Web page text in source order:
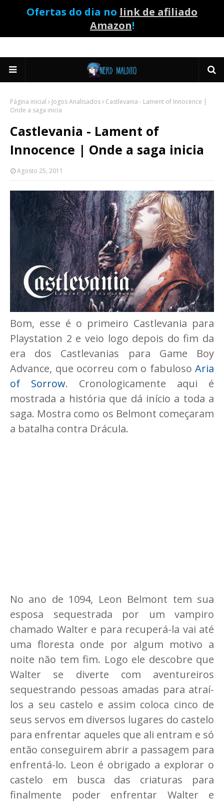
Ofertas do dia no link de afiliado
Amazon!
Página inicial Jogos Analisados
Castlevania - Lament of Innocence |
Onde a saga inicia
Castlevania - Lament of
Innocence | Onde a saga inicia
Agosto 25, 2011
Bom, esse é o primeiro Castlevania para
Playstation 2 e veio logo depois do fim da
era dos Castlevanias para Game Boy
Advance, que ocorreu com o fabuloso Aria
of Sorrow. Cronologicamente aqui é
mostrada a história que dá início a toda a
saga. Mostra como os Belmont começaram
a batalha contra Drácula.
No ano de 1094, Leon Belmont tem sua
esposa sequestrada por um vampiro
chamado Walter e para recuperá-la vai até
uma floresta onde por algum motivo a
noite não tem fim. Logo ele descobre que
Walter se diverte com aventureiros
sequestrando pessoas amadas para atraí-
los a seu castelo e assim coloca cinco de
seus servos em diversos lugares do castelo
para enfrentar aqueles que ali entram e só
então conseguirem abrir a passagem para
enfrentá-lo. Leon é obrigado a explorar o
castelo em busca das criaturas para
finalmente poder enfrentar Walter e